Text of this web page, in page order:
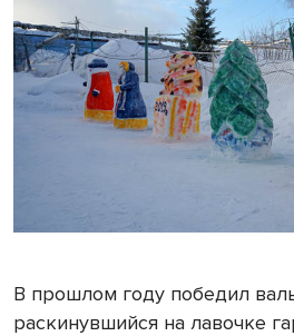
В прошлом году победил
раскинувшийся на лавочке